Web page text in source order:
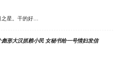
星。干的好…
彪形大汉抓赖小民 女秘书给一号情妇发信